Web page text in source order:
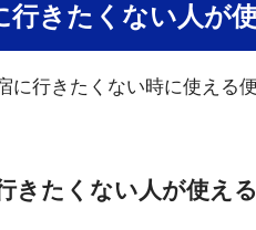
行きたくない人が
に行きたくない時に使える
きたくない人が使え